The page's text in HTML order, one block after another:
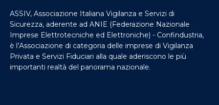
ASSIV, Associazione Italiana Vigilanza e Servizi di
Sicurezza, aderente ad ANIE (Federazione Nazionale
Imprese Elettrotecniche ed Elettroniche) - Confindustria,
è l’Associazione di categoria delle imprese di Vigilanza
Privata e Servizi Fiduciari alla quale aderiscono le più
importanti realtà del panorama nazionale.